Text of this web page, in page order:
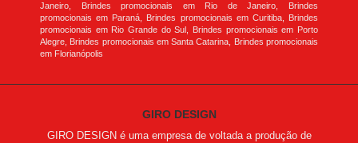
Janeiro, Brindes promocionais em Rio de Janeiro, Brindes
promocionais em Paraná, Brindes promocionais em Curitiba, Brindes
promocionais em Rio Grande do Sul, Brindes promocionais em Porto
Alegre, Brindes promocionais em Santa Catarina, Brindes promocionais
em Florianópolis
GIRO DESIGN
GIRO DESIGN é uma empresa de voltada a produção de